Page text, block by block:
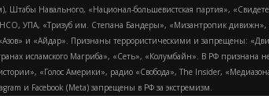
Навального, «Национал-большевистская партия»,
УПА, «Тризуб им. Степана Бандеры», «Мизантропик
«Азов» и «Айдар». Признаны террористическими и запрещены:
исламского Магриба», «Сеть», «Колумбайн». В РФ признана
«Голос Америки», радио «Свобода», The Insider,
и Facebook (Metа) запрещены в РФ за экстремизм.